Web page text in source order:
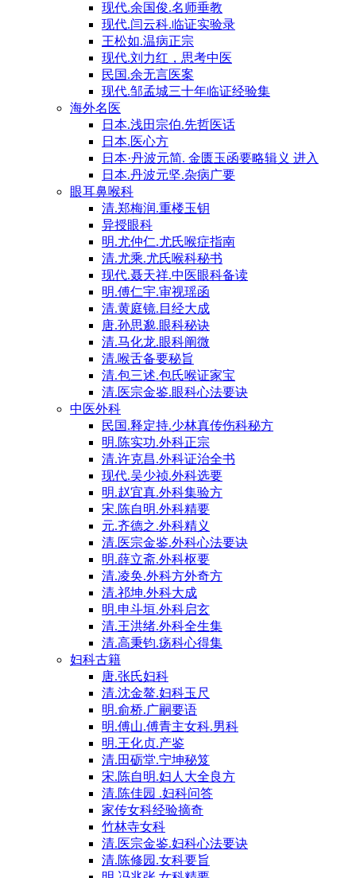
现代.余国俊.名师垂教
现代.闫云科.临证实验录
王松如.温病正宗
现代.刘力红，思考中医
民国.余无言医案
现代.邹孟城三十年临证经验集
海外名医
日本.浅田宗伯.先哲医话
日本.医心方
日本·丹波元简. 金匮玉函要略辑义 进入
日本.丹波元坚.杂病广要
眼耳鼻喉科
清.郑梅润.重楼玉钥
异授眼科
明.尤仲仁.尤氏喉症指南
清.尤乘.尤氏喉科秘书
现代.聂天祥.中医眼科备读
明.傅仁宇.审视瑶函
清.黄庭镜.目经大成
唐.孙思邈.眼科秘诀
清.马化龙.眼科阐微
清.喉舌备要秘旨
清.包三述.包氏喉证家宝
清.医宗金鉴.眼科心法要诀
中医外科
民国.释定持.少林真传伤科秘方
明.陈实功.外科正宗
清.许克昌.外科证治全书
现代.吴少祯.外科选要
明.赵宜真.外科集验方
宋.陈自明.外科精要
元.齐德之.外科精义
清.医宗金鉴.外科心法要诀
明.薛立斋.外科枢要
清.凌奂.外科方外奇方
清.祁坤.外科大成
明.申斗垣.外科启玄
清.王洪绪.外科全生集
清.高秉钧.疡科心得集
妇科古籍
唐.张氏妇科
清.沈金鳌.妇科玉尺
明.俞桥.广嗣要语
明.傅山.傅青主女科.男科
明.王化贞.产鉴
清.田砺堂.宁坤秘笈
宋.陈自明.妇人大全良方
清.陈佳园 .妇科问答
家传女科经验摘奇
竹林寺女科
清.医宗金鉴.妇科心法要诀
清.陈修园.女科要旨